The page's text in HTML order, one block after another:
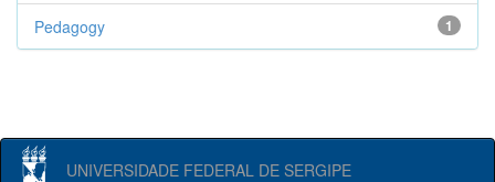
1
Pedagogy
UNIVERSIDADE FEDERAL DE SERGIPE